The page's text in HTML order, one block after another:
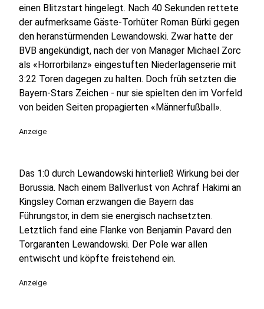
einen Blitzstart hingelegt. Nach 40 Sekunden rettete
der aufmerksame Gäste-Torhüter Roman Bürki gegen
den heranstürmenden Lewandowski. Zwar hatte der
BVB angekündigt, nach der von Manager Michael Zorc
als «Horrorbilanz» eingestuften Niederlagenserie mit
3:22 Toren dagegen zu halten. Doch früh setzten die
Bayern-Stars Zeichen - nur sie spielten den im Vorfeld
von beiden Seiten propagierten «Männerfußball».
Anzeige
Das 1:0 durch Lewandowski hinterließ Wirkung bei der
Borussia. Nach einem Ballverlust von Achraf Hakimi an
Kingsley Coman erzwangen die Bayern das
Führungstor, in dem sie energisch nachsetzten.
Letztlich fand eine Flanke von Benjamin Pavard den
Torgaranten Lewandowski. Der Pole war allen
entwischt und köpfte freistehend ein.
Anzeige